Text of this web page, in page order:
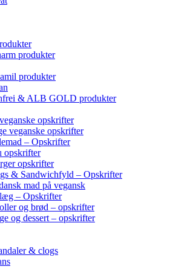
produkter
produkter
& ALB GOLD produkter
opskrifter
veganske opskrifter
– Opskrifter
opskrifter
opskrifter
& Sandwichfyld – Opskrifter
mad på vegansk
– Opskrifter
og brød – opskrifter
og dessert – opskrifter
& clogs